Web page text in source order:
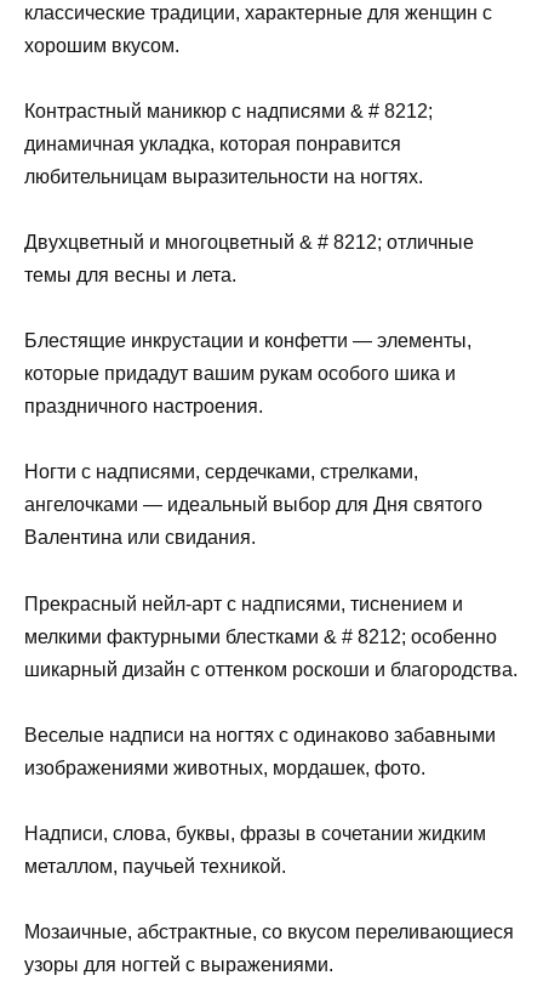
классические традиции, характерные для женщин с
хорошим вкусом.
Контрастный маникюр с надписями & # 8212;
динамичная укладка, которая понравится
любительницам выразительности на ногтях.
Двухцветный и многоцветный & # 8212; отличные
темы для весны и лета.
Блестящие инкрустации и конфетти — элементы,
которые придадут вашим рукам особого шика и
праздничного настроения.
Ногти с надписями, сердечками, стрелками,
ангелочками — идеальный выбор для Дня святого
Валентина или свидания.
Прекрасный нейл-арт с надписями, тиснением и
мелкими фактурными блестками & # 8212; особенно
шикарный дизайн с оттенком роскоши и благородства.
Веселые надписи на ногтях с одинаково забавными
изображениями животных, мордашек, фото.
Надписи, слова, буквы, фразы в сочетании жидким
металлом, паучьей техникой.
Мозаичные, абстрактные, со вкусом переливающиеся
узоры для ногтей с выражениями.